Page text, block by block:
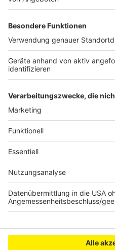
Jot - Der Rheinland-
Jetzt hier direkt
Anzeige
Anzeige